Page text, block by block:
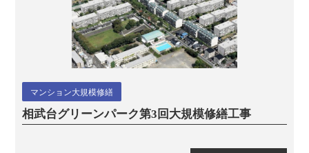
マンション大規模修繕
相武台グリーンパーク第3回大規模修繕工事